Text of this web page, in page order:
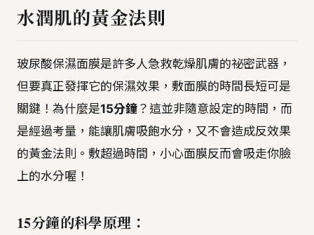
水潤肌的黃金法則
玻尿酸保濕面膜是許多人急救乾燥肌膚的祕密武器，
但要真正發揮它的保濕效果，敷面膜的時間長短可是
關鍵！為什麼是15分鐘 ？這並非隨意設定的時間，而
是經過考量，能讓肌膚吸飽水分，又不會造成反效果
的黃金法則。敷超過時間，小心面膜反而會吸走你臉
上的水分喔！
15分鐘的科學原理：